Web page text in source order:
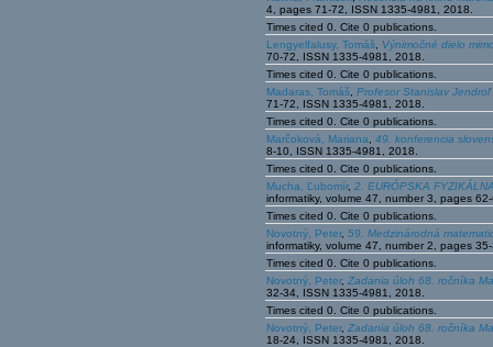
4, pages 71-72, ISSN 1335-4981, 2018.
Times cited 0. Cite 0 publications.
Lengyelfalusy, Tomáš
Výnimočné dielo
70-72, ISSN 1335-4981, 2018.
Times cited 0. Cite 0 publications.
Madaras, Tomáš Profesor Stanislav
71-72, ISSN 1335-4981, 2018.
Times cited 0. Cite 0 publications.
Marčoková, Mariana
49. konferencia
8-10, ISSN 1335-4981, 2018.
Times cited 0. Cite 0 publications.
Mucha, Ľubomír, 2. EURÓPSKA
informatiky, volume 47, number 3, pages
Times cited 0. Cite 0 publications.
Novotný, Peter, 59. Medzinárodná
informatiky, volume 47, number 2, pages
Times cited 0. Cite 0 publications.
Novotný, Peter, Zadania úloh 68. ročníka
32-34, ISSN 1335-4981, 2018.
Times cited 0. Cite 0 publications.
Novotný, Peter, Zadania úloh 68. ročníka
18-24, ISSN 1335-4981, 2018.